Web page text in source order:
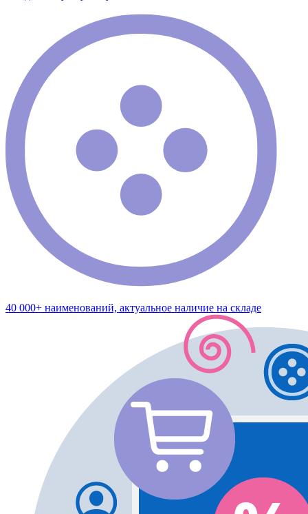
40 000+ наименований, актуальное наличие на складе